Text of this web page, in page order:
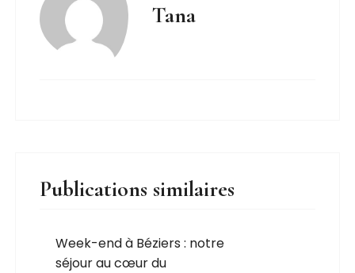
Tana
Publications similaires
Week-end à Béziers : notre
séjour au cœur du